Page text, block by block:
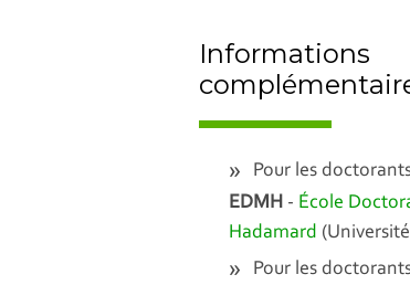
Informations
Pour les
EDMH- École
Hadamard
Pour les